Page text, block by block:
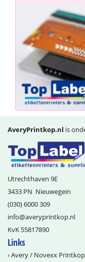
Previous
AveryPrintkop.nl is
Utrechthaven 9E
3433 PN Nieuwegein
(030) 6000 309
info@­averyprintkop.nl
KvK 55817890
Links
›Avery / Novexx